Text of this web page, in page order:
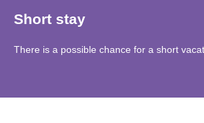
Short stay
There is a possible chance for a short